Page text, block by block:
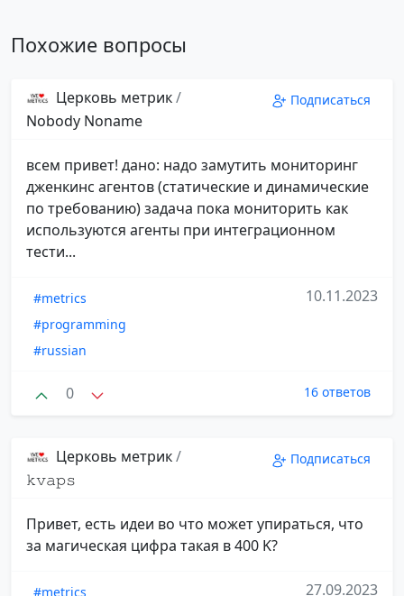
Похожие вопросы
Церковь метрик/
Nobody Noname
Подписаться
всем привет! дано: надо замутить мониторинг
дженкинс агентов (статические и динамические
по требованию) задача пока мониторить как
используются агенты при интеграционном
тести...
#metrics
#programming
#russian
10.11.2023
0 16 ответов
Церковь метрик/
𝚔𝚟𝚊𝚙𝚜
Подписаться
Привет, есть идеи во что может упираться, что
за магическая цифра такая в 400 K?
#metrics
27.09.2023